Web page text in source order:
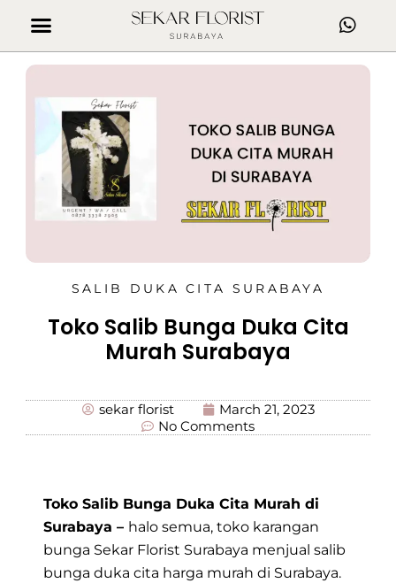
SALIB DUKA CITA SURABAYA
Toko Salib Bunga Duka Cita
Murah Surabaya
sekar florist
March 21, 2023
No Comments
Toko Salib Bunga Duka Cita Murah di
Surabaya – halo semua, toko karangan
bunga Sekar Florist Surabaya menjual salib
bunga duka cita harga murah di Surabaya.